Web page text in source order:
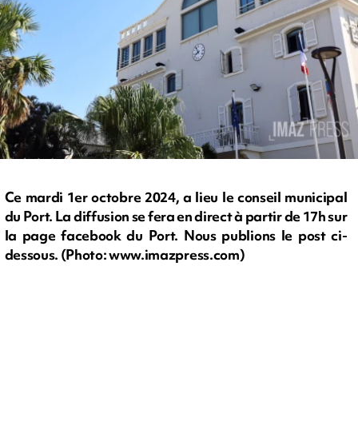
Ce mardi 1er octobre 2024, a lieu le conseil municipal
du Port. La diffusion se fera en direct à partir de 17h sur
la page facebook du Port. Nous publions le post ci-
dessous. (Photo: www.imazpress.com)